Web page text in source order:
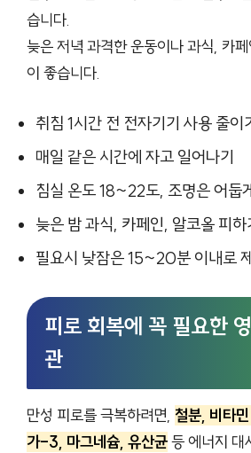
습니다.
늦은 저녁 과격한 운동이나 과식, 카
이 좋습니다.
취침 1시간 전 전자기기 사용 줄이
매일 같은 시간에 자고 일어나기
침실 온도 18~22도, 조명은 어둡
늦은 밤 과식, 카페인, 알코올 피하
필요시 낮잠은 15~20분 이내로
피로 회복에 꼭 필요한
관
만성 피로를 극복하려면, 철분, 비타
가-3, 마그네슘, 유산균등 에너지 대